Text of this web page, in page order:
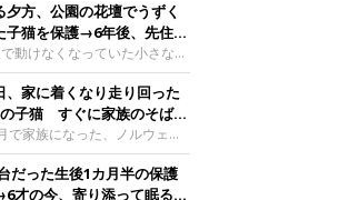
夕方、公園の花壇でうずく
子猫を保護→6年後、先住猫
ような関係に
動けなくなっていた小さな子
えられてから6年、先住猫と
絆が育まれていました。保護
ちゃん。
紹介するのは、
）ユーザー
さんの愛猫・ティダ
時6才）の成長記録です。こ
、家に着くなり走り回った
子猫 すぐに家族のそばで
に「迎えてよかった」
で家族になった、ノルウェー
ストキャットの子猫。お迎え
でに家でくつろぐ様子を見せ
お迎え翌日、ベッドでうとう
だった生後1カ月半の保護
才の今、寄り添って眠る姿